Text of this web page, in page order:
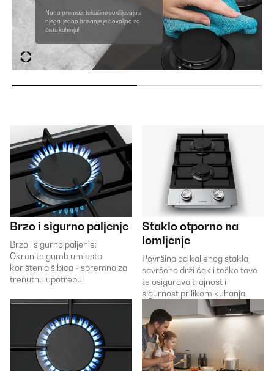
Nano premaz: tekućine se slijevaju s
njega, jedno brisanje je dovoljno za
čistu kuhinju!
Brzo i sigurno paljenje
Brzo i sigurno paljenje:
Okrenite gumb umjesto
korištenja šibica - spremno za
trenutnu upotrebu!
Staklo otporno na
lomljenje
Površina od kaljenog stakla
savršeno drži čak i teške tave
te osigurava trajnost i
sigurnost prilikom kuhanja.